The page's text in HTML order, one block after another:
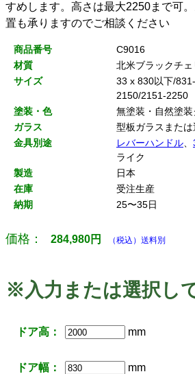
すめします。高さは最大2250まで可
置も承りますのでご相談ください
商品番号
C9016
材質
北米ブラックチェ
サイズ
33 x 830以下/
2150/2151-2250
塗装・色
無塗装・自然塗装
ガラス
型板ガラスまたは
金具別途
レバーハンドル、
ライク
製造
日本
在庫
受注生産
納期
25〜35日
価格： 284,980円 （税込）送料別
※入力または選択し
ドア高： mm
ドア幅： mm